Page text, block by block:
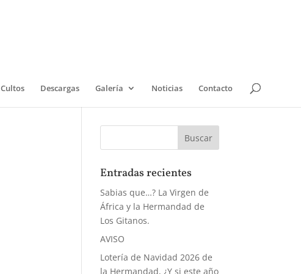
Cultos Descargas Galería Noticias Contacto
Entradas recientes
Sabias que…? La Virgen de
África y la Hermandad de
Los Gitanos.
AVISO
Lotería de Navidad 2026 de
la Hermandad, ¿Y si este año